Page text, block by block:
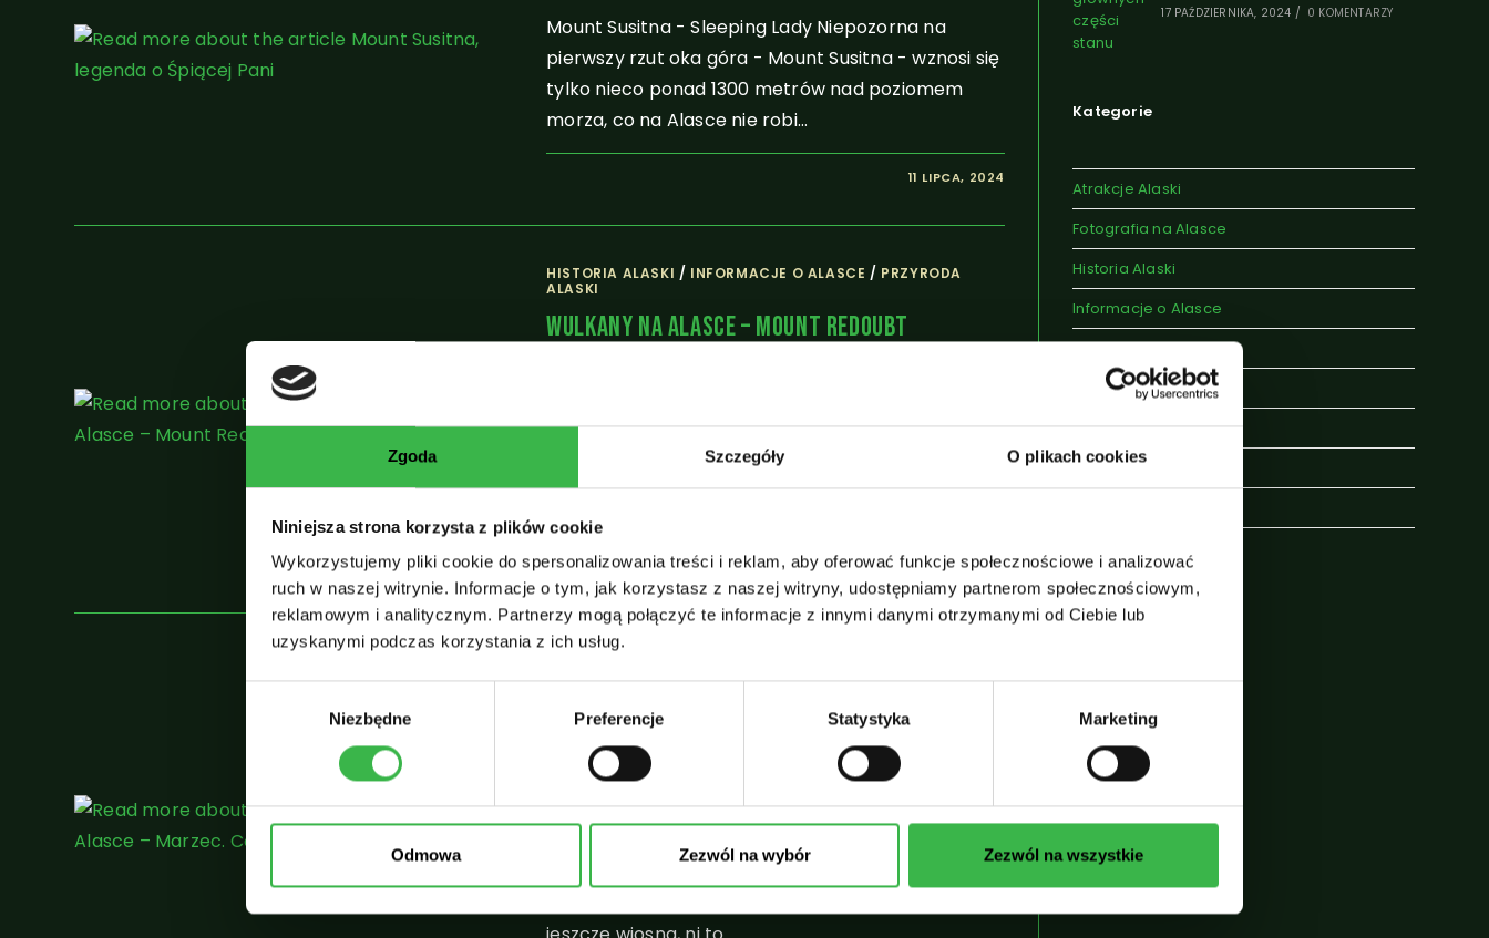
Zgoda Szczegóły O plikach cookies
Niniejsza strona korzysta z plików cookie
Wykorzystujemy pliki cookie do spersonalizowania treści i reklam, aby oferować funkcje społecznościowe i analizować
ruch w naszej witrynie. Informacje o tym, jak korzystasz z naszej witryny, udostępniamy partnerom społecznościowym,
reklamowym i analitycznym. Partnerzy mogą połączyć te informacje z innymi danymi otrzymanymi od Ciebie lub
uzyskanymi podczas korzystania z ich usług.
g
d
Niezbędne Preferencje Statystyka Marketing
Odmowa Zezwól na wybór Zezwól na wszystkie
Mount Susitna - Sleeping Lady Niepozorna na
pierwszy rzut oka góra - Mount Susitna - wznosi się
tylko nieco ponad 1300 metrów nad poziomem
morza, co na Alasce nie robi…
11 LIPCA, 2024
HISTORIA ALASKI / INFORMACJE O ALASCE / PRZYRODA
ALASKI
Wulkany Na Alasce – Mount Redoubt
zdrowi, na lotnisku w Anchorage musieli odetchnąć
4 LIPCA, 2024
ALASKĘ
Pogoda Na Alasce – Marzec. Co Robić W Marcu
Na Alasce
Subiektywnie od autora Kolejny miesiąc życia na
Alasce minął niepostrzeżenie. Marzec oraz
kwiecień, od początku mojego pobytu, były przez
17 PAŹDZIERNIKA, 2024 / 0 KOMENTARZY
Kategorie
Atrakcje Alaski
Fotografia na Alasce
Historia Alaski
Informacje o Alasce
Legendy
Miasta Alaski
Pogoda na Alasce
Przyroda Alaski